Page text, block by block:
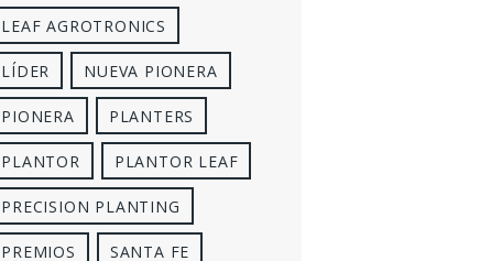
LEAF AGROTRONICS
LÍDER NUEVA PIONERA
PIONERA PLANTERS
PLANTOR PLANTOR LEAF
PRECISION PLANTING
PREMIOS SANTA FE